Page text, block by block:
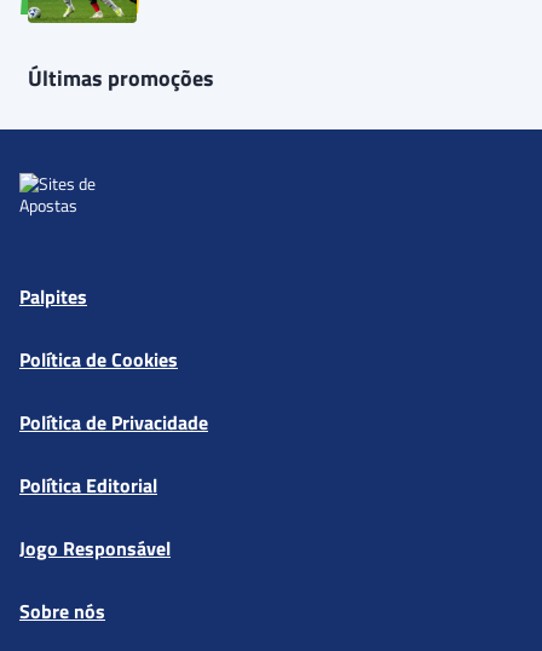
Últimas promoções
Palpites
Política de Cookies
Política de Privacidade
Política Editorial
Jogo Responsável
Sobre nós